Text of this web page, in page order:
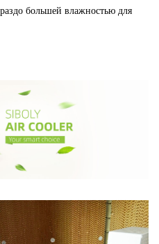
большей влажностью для